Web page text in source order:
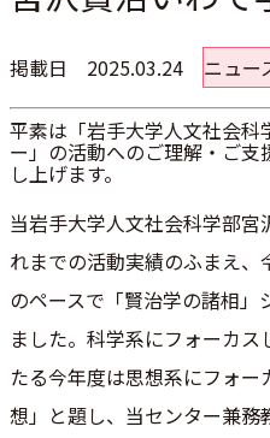
掲載日 2025.03.24 ニュー
平素は「岩手大学人文社会科
ー」の活動へのご理解・ご支
し上げます。
当岩手大学人文社会科学部
れまでの活動実績のふまえ、
のペースで「賢治学の諸相」
ました。科学系にフ ォーカス
たる今年度は思想系にフォー
想」と題し、 当センター兼務